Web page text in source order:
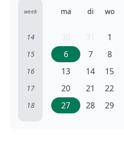
week ma di wo
14 1
15 6 7 8
16 13 14 15
17 20 21 22
18 27 28 29